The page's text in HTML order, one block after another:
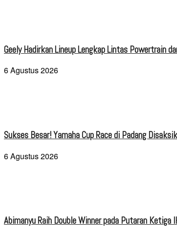
Geely Hadirkan Lineup Lengkap Lintas Powertrain
6 Agustus 2026
Sukses Besar! Yamaha Cup Race di Padang
6 Agustus 2026
Abimanyu Raih Double Winner pada Putaran Ketiga